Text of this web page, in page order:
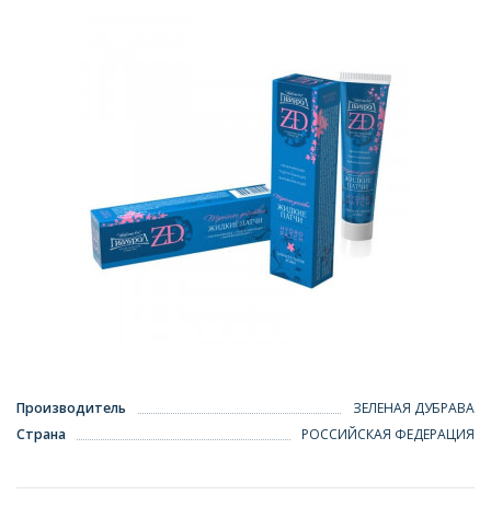
Производитель
ЗЕЛЕНАЯ ДУБРАВА
Страна
РОССИЙСКАЯ ФЕДЕРАЦИЯ